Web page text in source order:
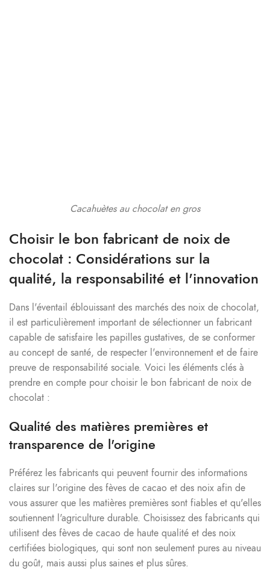
Cacahuètes au chocolat en gros
Choisir le bon fabricant de noix de
chocolat : Considérations sur la
qualité, la responsabilité et l'innovation
Dans l'éventail éblouissant des marchés des noix de chocolat,
il est particulièrement important de sélectionner un fabricant
capable de satisfaire les papilles gustatives, de se conformer
au concept de santé, de respecter l'environnement et de faire
preuve de responsabilité sociale. Voici les éléments clés à
prendre en compte pour choisir le bon fabricant de noix de
chocolat :
Qualité des matières premières et
transparence de l'origine
Préférez les fabricants qui peuvent fournir des informations
claires sur l'origine des fèves de cacao et des noix afin de
vous assurer que les matières premières sont fiables et qu'elles
soutiennent l'agriculture durable. Choisissez des fabricants qui
utilisent des fèves de cacao de haute qualité et des noix
certifiées biologiques, qui sont non seulement pures au niveau
du goût, mais aussi plus saines et plus sûres.